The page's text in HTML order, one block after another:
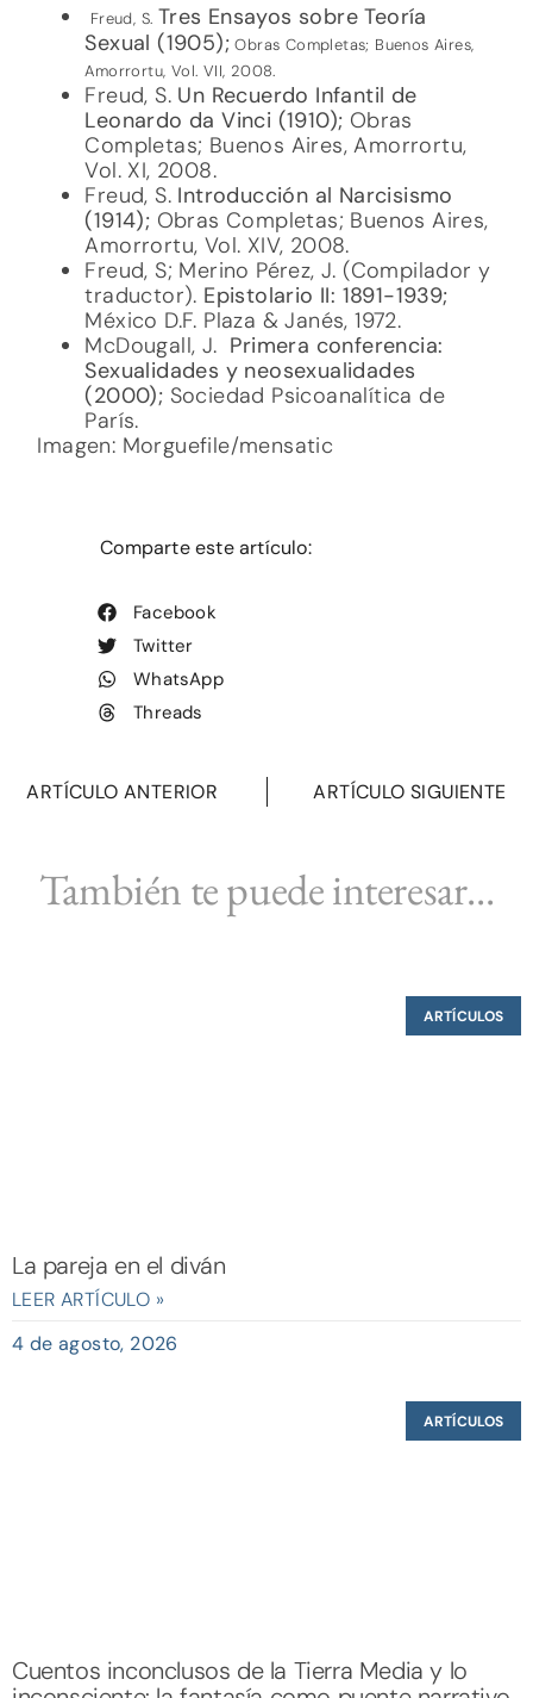
Freud, S. Tres Ensayos sobre Teoría
Sexual (1905);Obras Completas; Buenos Aires,
Amorrortu, Vol. VII, 2008.
Freud, S. Un Recuerdo Infantil de
Leonardo da Vinci (1910); Obras
Completas; Buenos Aires, Amorrortu,
Vol. XI, 2008.
Freud, S. Introducción al Narcisismo
(1914); Obras Completas; Buenos Aires,
Amorrortu, Vol. XIV, 2008.
Freud, S; Merino Pérez, J. (Compilador y
traductor). Epistolario II: 1891-1939;
México D.F. Plaza & Janés, 1972.
McDougall, J. Primera conferencia:
Sexualidades y neosexualidades
(2000); Sociedad Psicoanalítica de
París.
Imagen: Morguefile/mensatic
Comparte este artículo:
Facebook
Twitter
WhatsApp
Threads
ARTÍCULO ANTERIOR ARTÍCULO SIGUIENTE
También te puede interesar...
ARTÍCULOS
La pareja en el diván
LEER ARTÍCULO »
4 de agosto, 2026
ARTÍCULOS
Cuentos inconclusos de la Tierra Media y lo